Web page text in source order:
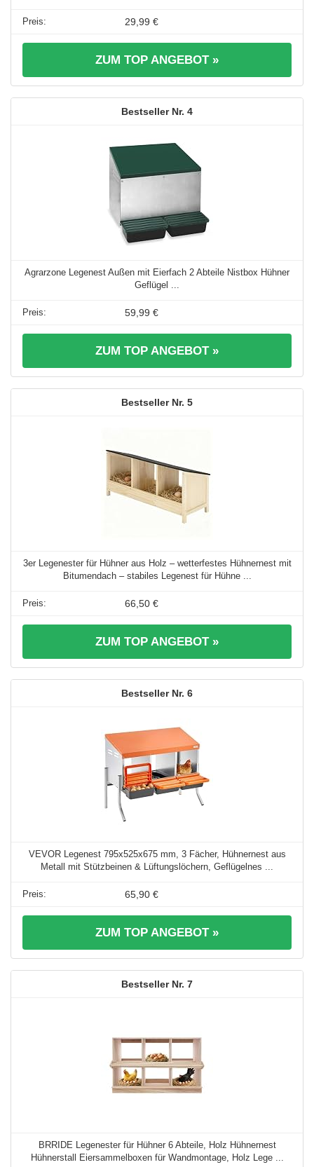
29,99 €
ZUM TOP ANGEBOT »
4
Agrarzone Legenest Außen mit Eierfach 2 Abteile Nistbox Hühner
Geflügel ...
59,99 €
ZUM TOP ANGEBOT »
5
3er Legenester für Hühner aus Holz – wetterfestes Hühnernest mit
Bitumendach – stabiles Legenest für Hühne ...
66,50 €
ZUM TOP ANGEBOT »
6
VEVOR Legenest 795x525x675 mm, 3 Fächer, Hühnernest aus
Metall mit Stützbeinen & Lüftungslöchern, Geflügelnes ...
65,90 €
ZUM TOP ANGEBOT »
7
BRRIDE Legenester für Hühner 6 Abteile, Holz Hühnernest
Hühnerstall Eiersammelboxen für Wandmontage, Holz Lege ...